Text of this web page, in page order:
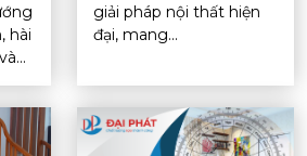
hài
giải pháp nội thất hiện
đại, mang...